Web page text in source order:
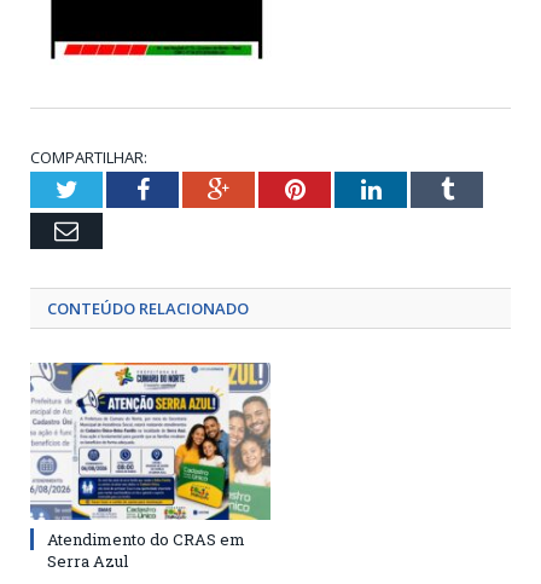
COMPARTILHAR:
TwitterFacebookGoogle+PinterestLinkedInTumblr
Email
CONTEÚDO RELACIONADO
Atendimento do CRAS em
Serra Azul